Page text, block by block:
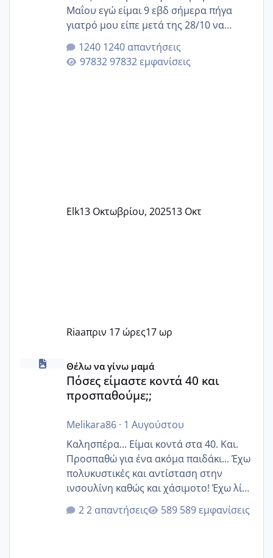
Μαΐου εγώ είμαι 9 εβδ σήμερα πήγα
γιατρό μου είπε μετά της 28/10 να
κλείσω ραντεβού για την αυχενική είναι
καμιά άλλη κοπέλα να γεννάει Μάιο ;;
1240 απαντήσεις
97832 εμφανίσεις
Elk13 Οκτωβρίου, 202513 Οκτ
Riaaπριν 17 ώρες17 ωρ
Πόσες είμαστε κοντά 40 και προσπαθούμε;;
Θέλω να γίνω μαμά
Πόσες είμαστε κοντά 40 και
προσπαθούμε;;
Melikara86· 1 Αυγούστου
Καλησπέρα... Είμαι κοντά στα 40. Και.
Προσπαθώ για ένα ακόμα παιδάκι... Έχω
πολυκυστικές και αντίσταση στην
ινσουλίνη καθώς και χάσιμοτο! Έχω λίγα
κιλά παραπάνω και όσο κ αν προσπαθώ
δεν χάνω εύκολα! Προσπαθώ για ακόμη
2 απαντήσεις 589 εμφανίσεις